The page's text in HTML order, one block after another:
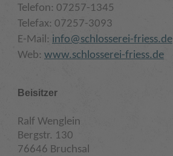
Telefon: 07257-1345
Telefax: 07257-3093
E-Mail: info@schlosserei-friess.de
Web: www.schlosserei-friess.de
Beisitzer
Ralf Wenglein
Bergstr. 130
76646 Bruchsal